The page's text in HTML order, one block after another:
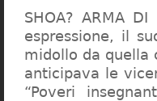
SHOA? ARMA
espressione, il
midollo da quella
anticipava le
“Poveri